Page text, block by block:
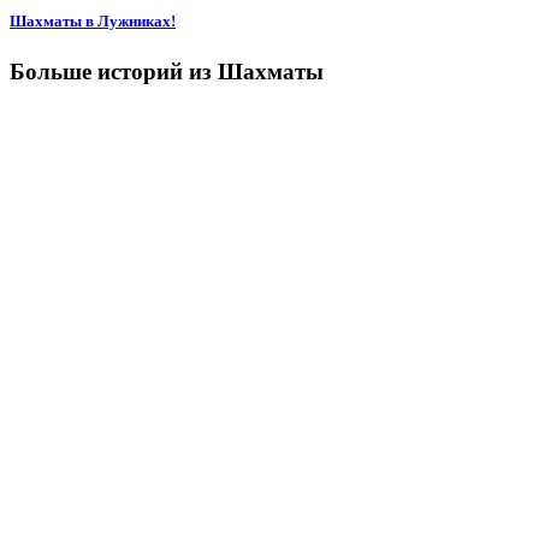
Шахматы в Лужниках!
Больше историй из Шахматы